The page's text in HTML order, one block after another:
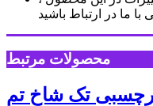
با ما در ارتباط باشید
محصولات مرتبط
تک شاخ تم